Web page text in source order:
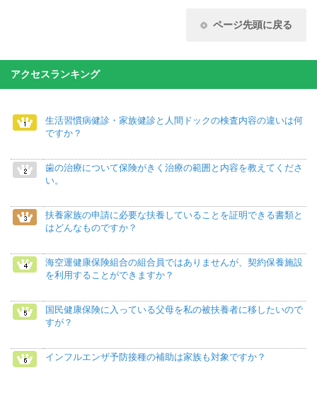
ページ先頭に戻る
アクセスランキング
生活習慣病健診・家族健診と人間ドックの検査内容の違いは何
ですか？
歯の治療について保険がきく治療の範囲と内容を教えてくださ
い。
扶養家族の申請に必要な扶養していることを証明できる書類と
はどんなものですか？
海空運健康保険組合の組合員ではありませんが、契約保養施設
を利用することができますか？
国民健康保険に入っている父母を私の被扶養者に移したいので
すが？
インフルエンザ予防接種の補助は家族も対象ですか？